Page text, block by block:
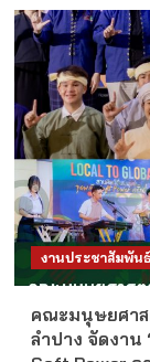
งานประชาสัมพัน
คณะมนุษยศาส
ลำปาง จัดงาน